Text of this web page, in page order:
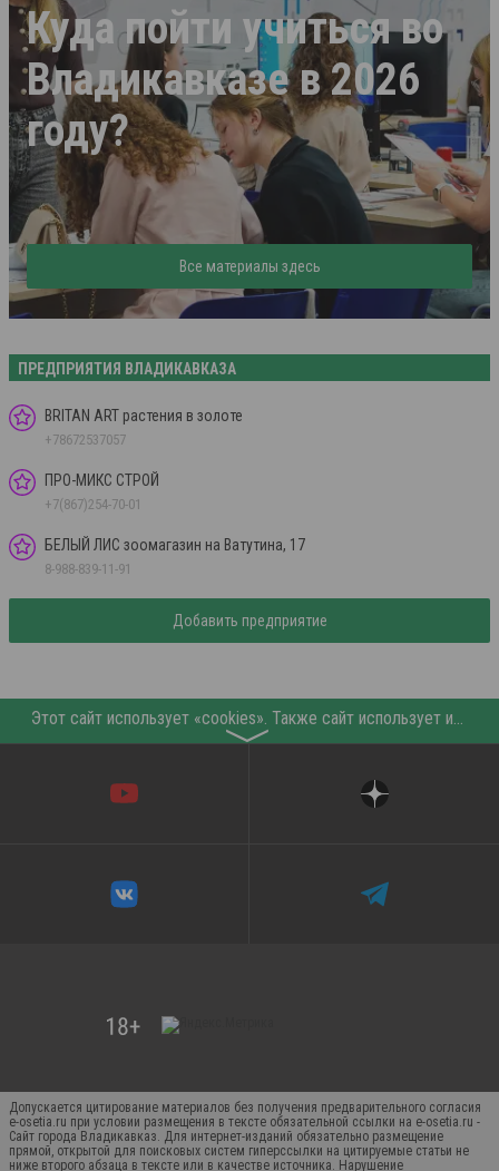
Куда пойти учиться во
Владикавказе в 2026
году?
Все материалы здесь
ПРЕДПРИЯТИЯ ВЛАДИКАВКАЗА
BRITAN ART растения в золоте
+78672537057
ПРО-МИКС СТРОЙ
+7(867)254-70-01
БЕЛЫЙ ЛИС зоомагазин на Ватутина, 17
8-988-839-11-91
Добавить предприятие
Этот сайт использует «cookies». Также сайт использует интернет-сервис для сбора технических данных касательно посетителей с целью получения маркетинговой и статистической информации. Условия обработки данных посетителей сайта см.
〉
Допускается цитирование материалов без получения предварительного согласия
e-osetia.ru при условии размещения в тексте обязательной ссылки на e-osetia.ru -
Сайт города Владикавказ. Для интернет-изданий обязательно размещение
прямой, открытой для поисковых систем гиперссылки на цитируемые статьи не
ниже второго абзаца в тексте или в качестве источника. Нарушение